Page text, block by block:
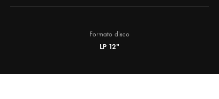
Formato disco
LP 12"